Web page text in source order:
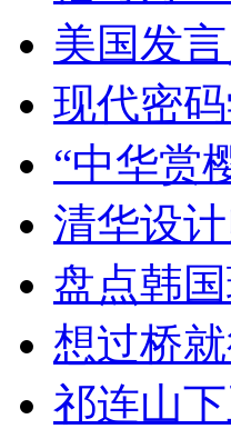
美国发
现代密
“中华赏
清华设
盘点韩
想过桥
祁连山